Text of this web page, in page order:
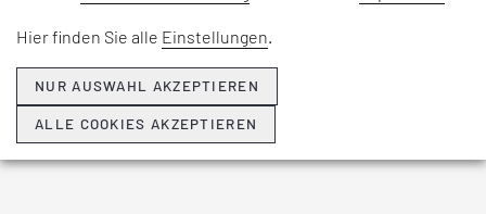
Synonyme: DOE
zurück zur vorigen Seite
alle Glossar Einträge
Hier finden Sie alle Einstellungen.
NUR AUSWAHL AKZEPTIEREN
ALLE COOKIES AKZEPTIEREN